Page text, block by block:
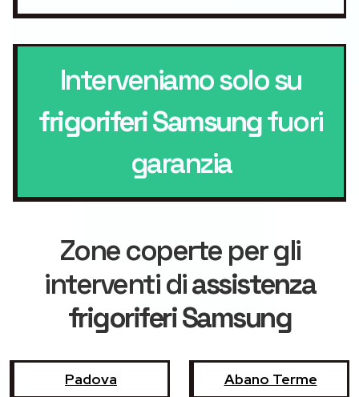
Interveniamo solo su
frigoriferi Samsungfuori
garanzia
Zone coperte per gli
interventi diassistenza
frigoriferi Samsung
Padova Abano Terme